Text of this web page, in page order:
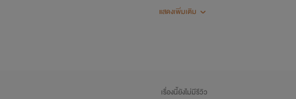
ด้ยินคนร้องเพลงนี้ในวันที่ 14 กุมภาพันธ์ให้ฟังละก็ เตรียมตัวห่มช็อป คล้องเกียร์ได้เลย เ
แสดงเพิ่มเติม
เรื่องนี้ยังไม่มีรีวิว